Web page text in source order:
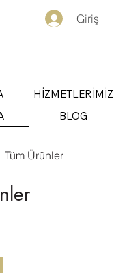
Giriş
HİZMETLERİMİZ
BLOG
Tüm Ürünler